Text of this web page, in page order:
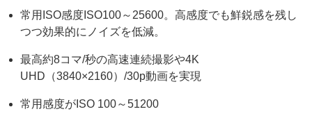
常用ISO感度ISO100～25600。高感度でも鮮鋭感を残し
つつ効果的にノイズを低減。
最高約8コマ/秒の高速連続撮影や4K
UHD（3840×2160）/30p動画を実現
常用感度がISO 100～51200